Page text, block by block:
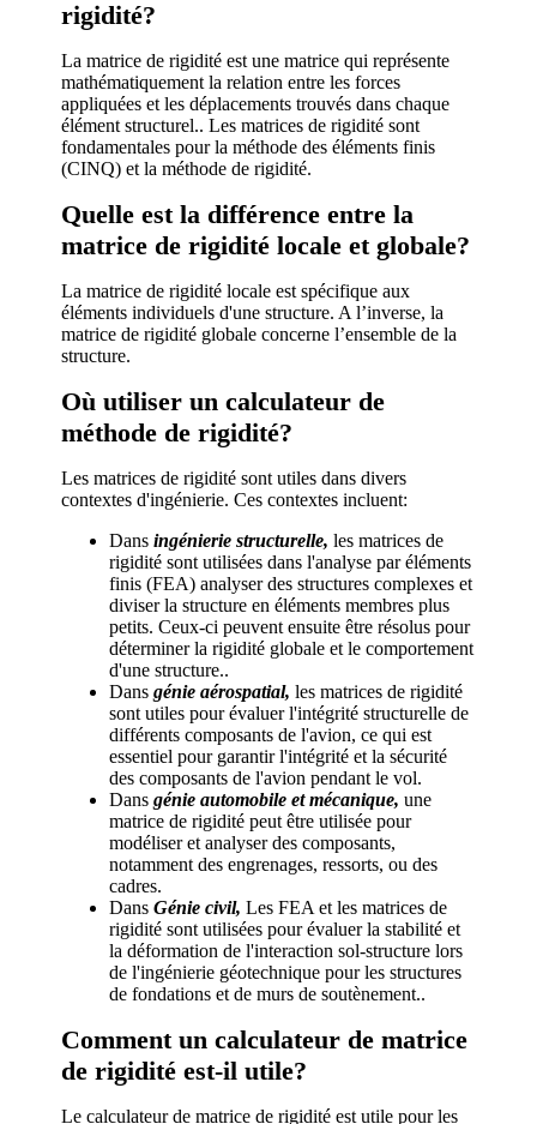
rigidité?
La matrice de rigidité est une matrice qui représente
mathématiquement la relation entre les forces
appliquées et les déplacements trouvés dans chaque
élément structurel.. Les matrices de rigidité sont
fondamentales pour la méthode des éléments finis
(CINQ) et la méthode de rigidité.
Quelle est la différence entre la
matrice de rigidité locale et globale?
La matrice de rigidité locale est spécifique aux
éléments individuels d'une structure. A l’inverse, la
matrice de rigidité globale concerne l’ensemble de la
structure.
Où utiliser un calculateur de
méthode de rigidité?
Les matrices de rigidité sont utiles dans divers
contextes d'ingénierie. Ces contextes incluent:
Dansingénierie structurelle,les matrices de
rigidité sont utilisées dans l'analyse par éléments
finis (FEA) analyser des structures complexes et
diviser la structure en éléments membres plus
petits. Ceux-ci peuvent ensuite être résolus pour
déterminer la rigidité globale et le comportement
d'une structure..
Dansgénie aérospatial, les matrices de rigidité
sont utiles pour évaluer l'intégrité structurelle de
différents composants de l'avion, ce qui est
essentiel pour garantir l'intégrité et la sécurité
des composants de l'avion pendant le vol.
Dansgénie automobile et mécanique, une
matrice de rigidité peut être utilisée pour
modéliser et analyser des composants,
notamment des engrenages, ressorts, ou des
cadres.
DansGénie civil, Les FEA et les matrices de
rigidité sont utilisées pour évaluer la stabilité et
la déformation de l'interaction sol-structure lors
de l'ingénierie géotechnique pour les structures
de fondations et de murs de soutènement..
Comment un calculateur de matrice
de rigidité est-il utile?
Le calculateur de matrice de rigidité est utile pour les